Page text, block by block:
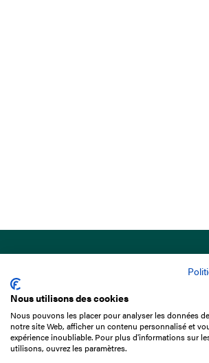
15 Boulevard de Douaumont
75017 Paris
+33 1 49 10 20 29
Nous utilisons des cookies
Nous pouvons les placer pour analyser les données
notre site Web, afficher un contenu personnalisé et
expérience inoubliable. Pour plus d'informations sur
utilisons, ouvrez les paramètres.